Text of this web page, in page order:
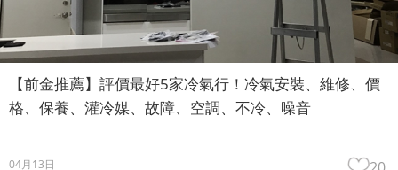
【前金推薦】評價最好5家冷氣行！冷氣安裝、維修、價
格、保養、灌冷媒、故障、空調、不冷、噪音
04月13日